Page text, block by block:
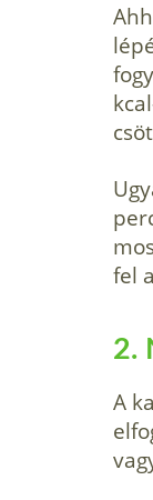
fel
2.
A